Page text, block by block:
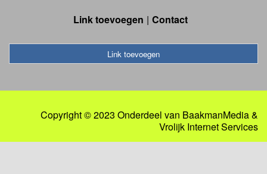
Link toevoegen Contact
Link toevoegen
Copyright © 2023 Onderdeel van BaakmanMedia&
Vrolijk Internet Services